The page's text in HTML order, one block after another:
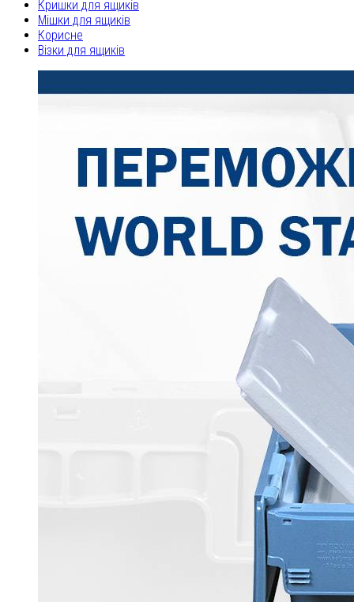
Кришки для ящиків
Мішки для ящиків
Корисне
Візки для ящиків